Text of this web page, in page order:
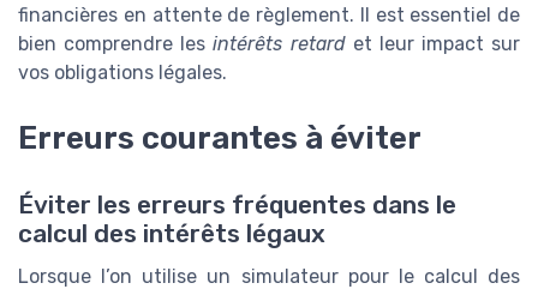
financières en attente de règlement. Il est essentiel de
bien comprendre lesintérêts retardet leur impact sur
vos obligations légales.
Erreurs courantes à éviter
Éviter les erreurs fréquentes dans le
calcul des intérêts légaux
Lorsque l’on utilise un simulateur pour le calcul des